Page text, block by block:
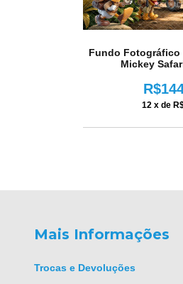
Fundo Fotográfico
Mickey
12 x de
Mais Informações
Trocas e Devoluções